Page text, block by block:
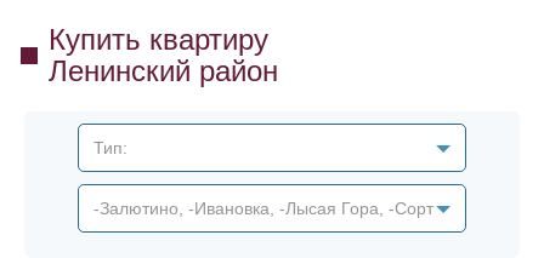
Купить квартиру
Ленинский район
Тип:
-Залютино, -Ивановка, -Лысая Гора, -Сортировка, -